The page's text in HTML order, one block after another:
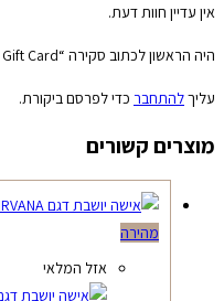
אין עדיין חוות דעת.
היה הראשון לכתוב סקירה “Gift Card לרכישה באתר”
עליךלהתחבר כדי לפרסם ביקורת.
מוצרים קשורים
מהירה
אזל המלאי